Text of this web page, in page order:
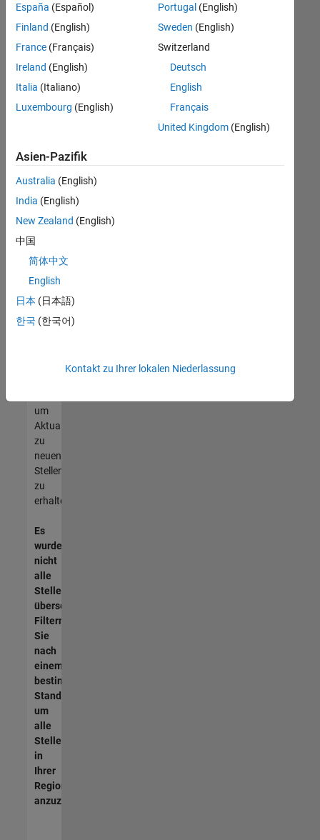
die
Suchkriterien
weiter
fassen
oder
alle
Stellenangebote
anzeigen .
noch
keine
offenen
Stellen
können,
die
Ihren
entsprechen,
werden
unseres
um
Aktualisierungen
zu
neuen
Stellenangeboten
zu
erhalten.
Es
wurden
nicht
alle
Stellen
übersetzt.
Filtern
Sie
nach
einem
bestimmten
Standort,
um
alle
Stellenangebote
in
Ihrer
Region
anzuzeigen.
España (Español)
Finland (English)
France (Français)
Ireland (English)
Italia (Italiano)
Luxembourg (English)
Portugal (English)
Sweden (English)
Switzerland
Deutsch
English
Français
United Kingdom(English)
Asien-Pazifik
Australia (English)
India (English)
New Zealand (English)
中国
简体中文
English
日本 (日本語)
한국 (한국어)
Kontakt zu Ihrer lokalen Niederlassung